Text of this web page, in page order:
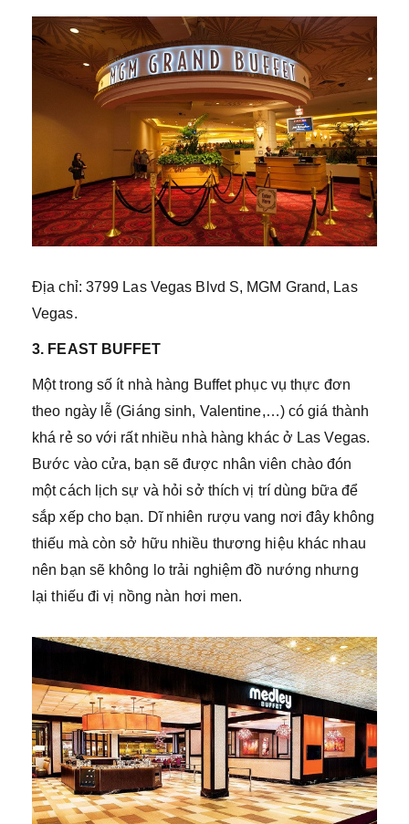
Địa chỉ: 3799 Las Vegas Blvd S, MGM Grand, Las
Vegas.
3. FEAST BUFFET
Một trong số ít nhà hàng Buffet phục vụ thực đơn
theo ngày lễ (Giáng sinh, Valentine,…) có giá thành
khá rẻ so với rất nhiều nhà hàng khác ở Las Vegas.
Bước vào cửa, bạn sẽ được nhân viên chào đón
một cách lịch sự và hỏi sở thích vị trí dùng bữa để
sắp xếp cho bạn. Dĩ nhiên rượu vang nơi đây không
thiếu mà còn sở hữu nhiều thương hiệu khác nhau
nên bạn sẽ không lo trải nghiệm đồ nướng nhưng
lại thiếu đi vị nồng nàn hơi men.